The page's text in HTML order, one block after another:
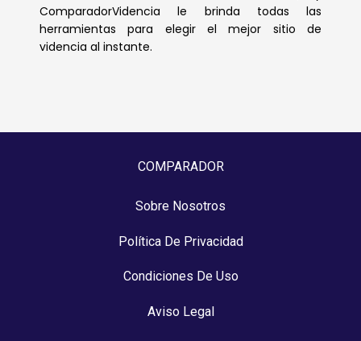
ComparadorVidencia le brinda todas las
herramientas para elegir el mejor sitio de
videncia al instante.
COMPARADOR
Sobre Nosotros
Política De Privacidad
Condiciones De Uso
Aviso Legal